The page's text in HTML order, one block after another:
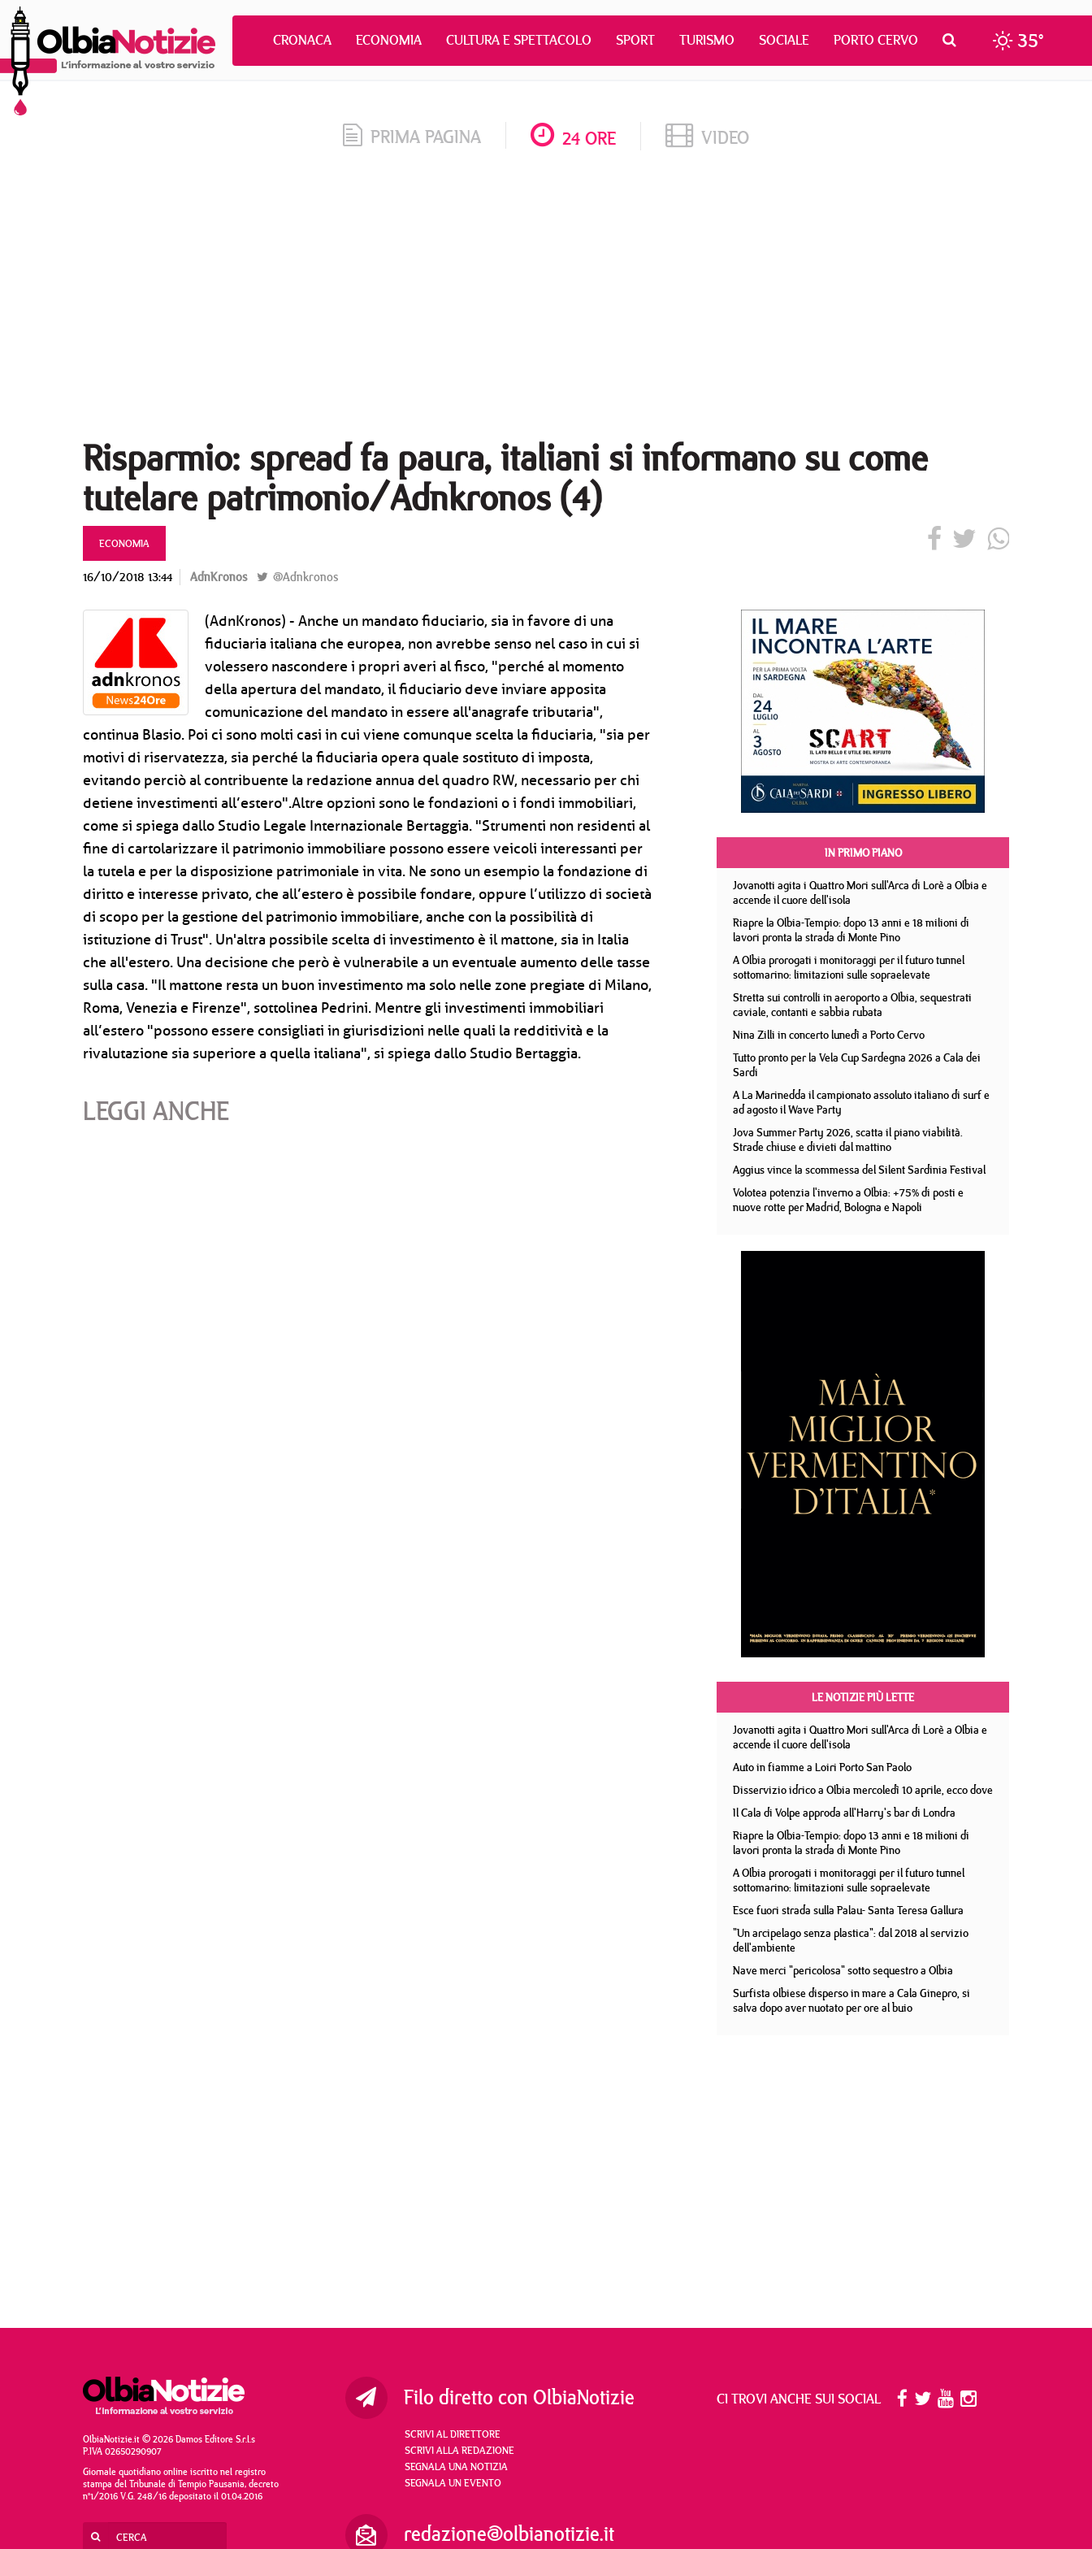
CRONACA ECONOMIA CULTURA E SPETTACOLO SPORT TURISMO SOCIALE PORTO CERVO 35°
PRIMA PAGINA 24 ORE VIDEO
Risparmio: spread fa paura, italiani si informano su come
tutelare patrimonio/Adnkronos (4)
ECONOMIA
16/10/2018 13:44 AdnKronos @Adnkronos
(AdnKronos) - Anche un mandato fiduciario, sia in favore di una
fiduciaria italiana che europea, non avrebbe senso nel caso in cui si
volessero nascondere i propri averi al fisco, "perché al momento
della apertura del mandato, il fiduciario deve inviare apposita
comunicazione del mandato in essere all'anagrafe tributaria",
continua Blasio. Poi ci sono molti casi in cui viene comunque scelta la fiduciaria, "sia per
motivi di riservatezza, sia perché la fiduciaria opera quale sostituto di imposta,
evitando perciò al contribuente la redazione annua del quadro RW, necessario per chi
detiene investimenti all’estero".Altre opzioni sono le fondazioni o i fondi immobiliari,
come si spiega dallo Studio Legale Internazionale Bertaggia. "Strumenti non residenti al
fine di cartolarizzare il patrimonio immobiliare possono essere veicoli interessanti per
la tutela e per la disposizione patrimoniale in vita. Ne sono un esempio la fondazione di
diritto e interesse privato, che all’estero è possibile fondare, oppure l’utilizzo di società
di scopo per la gestione del patrimonio immobiliare, anche con la possibilità di
istituzione di Trust". Un'altra possibile scelta di investimento è il mattone, sia in Italia
che all'estero. Una decisione che però è vulnerabile a un eventuale aumento delle tasse
sulla casa. "Il mattone resta un buon investimento ma solo nelle zone pregiate di Milano,
Roma, Venezia e Firenze", sottolinea Pedrini. Mentre gli investimenti immobiliari
all’estero "possono essere consigliati in giurisdizioni nelle quali la redditività e la
rivalutazione sia superiore a quella italiana", si spiega dallo Studio Bertaggia.
LEGGI ANCHE
IN PRIMO PIANO
Jovanotti agita i Quattro Mori sull'Arca di Lorè a Olbia e
accende il cuore dell'isola
Riapre la Olbia-Tempio: dopo 13 anni e 18 milioni di
lavori pronta la strada di Monte Pino
A Olbia prorogati i monitoraggi per il futuro tunnel
sottomarino: limitazioni sulle sopraelevate
Stretta sui controlli in aeroporto a Olbia, sequestrati
caviale, contanti e sabbia rubata
Nina Zilli in concerto lunedì a Porto Cervo
Tutto pronto per la Vela Cup Sardegna 2026 a Cala dei
Sardi
A La Marinedda il campionato assoluto italiano di surf e
ad agosto il Wave Party
Jova Summer Party 2026, scatta il piano viabilità.
Strade chiuse e divieti dal mattino
Aggius vince la scommessa del Silent Sardinia Festival
Volotea potenzia l'inverno a Olbia: +75% di posti e
nuove rotte per Madrid, Bologna e Napoli
LE NOTIZIE PIÙ LETTE
Jovanotti agita i Quattro Mori sull'Arca di Lorè a Olbia e
accende il cuore dell'isola
Auto in fiamme a Loiri Porto San Paolo
Disservizio idrico a Olbia mercoledì 10 aprile, ecco dove
Il Cala di Volpe approda all'Harry's bar di Londra
Riapre la Olbia-Tempio: dopo 13 anni e 18 milioni di
lavori pronta la strada di Monte Pino
A Olbia prorogati i monitoraggi per il futuro tunnel
sottomarino: limitazioni sulle sopraelevate
Esce fuori strada sulla Palau- Santa Teresa Gallura
"Un arcipelago senza plastica": dal 2018 al servizio
dell'ambiente
Nave merci "pericolosa" sotto sequestro a Olbia
Surfista olbiese disperso in mare a Cala Ginepro, si
salva dopo aver nuotato per ore al buio
OlbiaNotizie.it © 2026 Damos Editore S.r.l.s
P.IVA 02650290907
Giornale quotidiano online iscritto nel registro
stampa del Tribunale di Tempio Pausania, decreto
n°1/2016 V.G. 248/16 depositato il 01.04.2016
Filo diretto con OlbiaNotizie
SCRIVI AL DIRETTORE
SCRIVI ALLA REDAZIONE
SEGNALA UNA NOTIZIA
SEGNALA UN EVENTO
redazione@olbianotizie.it
CI TROVI ANCHE SUI SOCIAL